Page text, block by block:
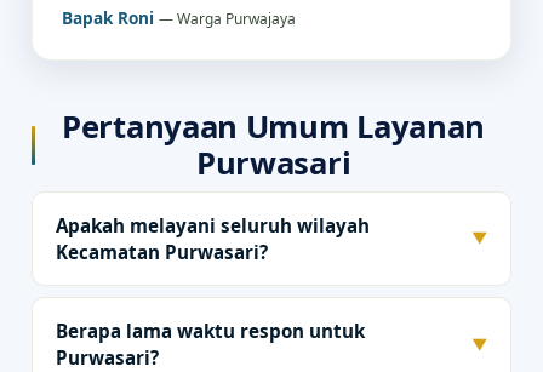
Bapak Roni — Warga Purwajaya
Pertanyaan Umum Layanan
Purwasari
Apakah melayani seluruh wilayah
Kecamatan Purwasari?
▼
Berapa lama waktu respon untuk
Purwasari?
▼